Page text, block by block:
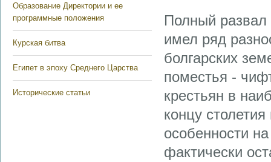
Образование Директории и ее
программные положения
Курская битва
Египет в эпоху Среднего Царства
Исторические статьи
Полный развал
имел ряд
болгарских
поместья -
крестьян в
концу
особенности
фактически